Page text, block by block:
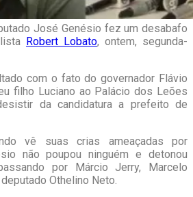
José Genésio fez um desabafo
Robert Lobato, ontem, segunda-
com o fato do governador Flávio
filho Luciano ao Palácio dos Leões
da candidatura a prefeito de
vê suas crias ameaçadas por
não poupou ninguém e detonou
por Márcio Jerry, Marcelo
Othelino Neto.